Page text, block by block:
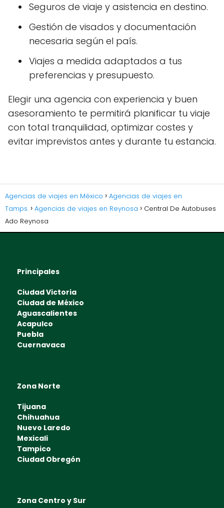
Seguros de viaje y asistencia en destino.
Gestión de visados y documentación
necesaria según el país.
Viajes a medida adaptados a tus
preferencias y presupuesto.
Elegir una agencia con experiencia y buen
asesoramiento te permitirá planificar tu viaje
con total tranquilidad, optimizar costes y
evitar imprevistos antes y durante tu estancia.
Agencias de viajes en México
Agencias de viajes en
Tamps.
Agencias de viajes en Reynosa
Central De Autobuses
Ado Reynosa
Principales
Ciudad Victoria
Ciudad de México
Aguascalientes
Acapulco
Puebla
Cuernavaca
Zona Norte
Tijuana
Chihuahua
Nuevo Laredo
Mexicali
Tampico
Ciudad Obregón
Zona Centro y Sur